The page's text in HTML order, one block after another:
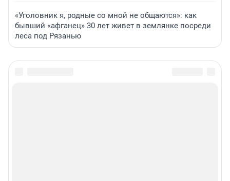
«Уголовник я, родные со мной не общаются»: как
бывший «афганец» 30 лет живет в землянке посреди
леса под Рязанью